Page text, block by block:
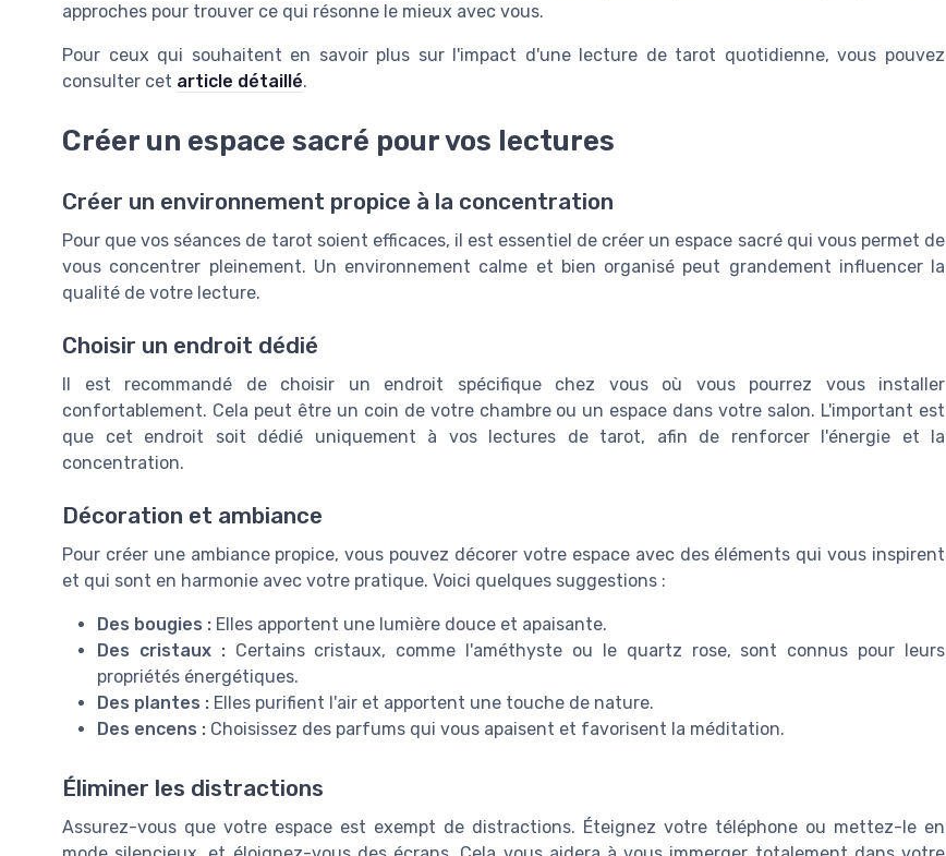
approches pour trouver ce qui résonne le mieux avec vous.
Pour ceux qui souhaitent en savoir plus sur l'impact d'une lecture de tarot quotidienne, vous pouvez
consulter cet article détaillé.
Créer un espace sacré pour vos lectures
Créer un environnement propice à la concentration
Pour que vos séances de tarot soient efficaces, il est essentiel de créer un espace sacré qui vous permet de
vous concentrer pleinement. Un environnement calme et bien organisé peut grandement influencer la
qualité de votre lecture.
Choisir un endroit dédié
Il est recommandé de choisir un endroit spécifique chez vous où vous pourrez vous installer
confortablement. Cela peut être un coin de votre chambre ou un espace dans votre salon. L'important est
que cet endroit soit dédié uniquement à vos lectures de tarot, afin de renforcer l'énergie et la
concentration.
Décoration et ambiance
Pour créer une ambiance propice, vous pouvez décorer votre espace avec des éléments qui vous inspirent
et qui sont en harmonie avec votre pratique. Voici quelques suggestions :
Des bougies : Elles apportent une lumière douce et apaisante.
Des cristaux :Certains cristaux, comme l'améthyste ou le quartz rose, sont connus pour leurs
propriétés énergétiques.
Des plantes : Elles purifient l'air et apportent une touche de nature.
Des encens : Choisissez des parfums qui vous apaisent et favorisent la méditation.
Éliminer les distractions
Assurez-vous que votre espace est exempt de distractions. Éteignez votre téléphone ou mettez-le en